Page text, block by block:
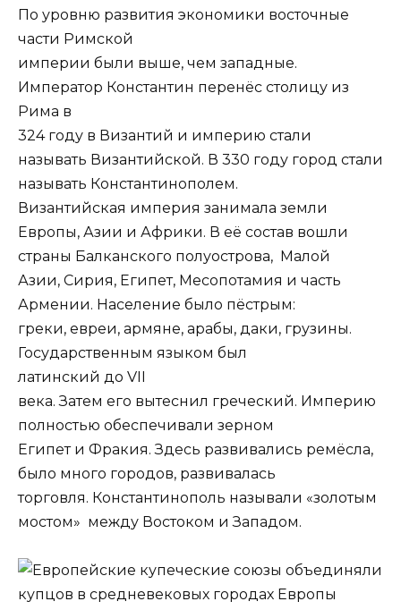
По уровню развития экономики восточные
части Римской
империи были выше, чем западные.
Император Константин перенёс столицу из
Рима в
324 году в Византий и империю стали
называть Византийской. В 330 году город стали
называть Константинополем.
Византийская империя занимала земли
Европы, Азии и Африки. В её состав вошли
страны Балканского полуострова, Малой
Азии, Сирия, Египет, Месопотамия и часть
Армении. Население было пёстрым:
греки, евреи, армяне, арабы, даки, грузины.
Государственным языком был
латинский до VII
века. Затем его вытеснил греческий. Империю
полностью обеспечивали зерном
Египет и Фракия. Здесь развивались ремёсла,
было много городов, развивалась
торговля. Константинополь называли «золотым
мостом» между Востоком и Западом.